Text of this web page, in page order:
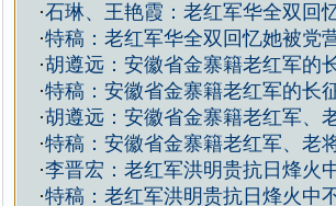
·石琳、王艳霞：老红军华全双回
·特稿：老红军华全双回忆她被党
·胡遵远：安徽省金寨籍老红军的
·特稿：安徽省金寨籍老红军的长
·胡遵远：安徽省金寨籍老红军、
·特稿：安徽省金寨籍老红军、老
·李晋宏：老红军洪明贵抗日烽火
·特稿：老红军洪明贵抗日烽火中